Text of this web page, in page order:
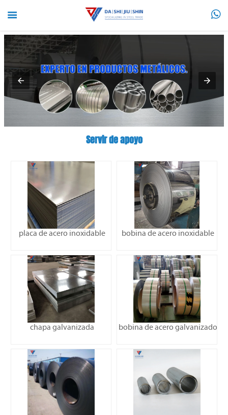
 
Servir de apoyo
placa de acero inoxidable bobina de acero inoxidable
chapa galvanizada bobina de acero galvanizado